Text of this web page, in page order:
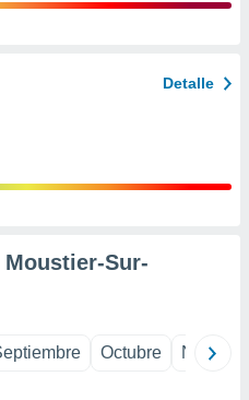
Detalle
Sur-
Octubre